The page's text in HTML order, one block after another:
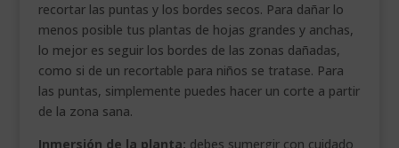
recortar las puntas y los bordes secos. Para dañar lo
menos posible tus plantas de hojas grandes y anchas,
lo mejor es seguir los bordes de las zonas dañadas,
como si de un recortable para niños se tratase. Para
las puntas, simplemente puedes hacer un corte a partir
de la zona sana.
Inmersión de la planta: debes sumergir con cuidado